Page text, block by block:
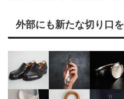
外部にも新たな切り口